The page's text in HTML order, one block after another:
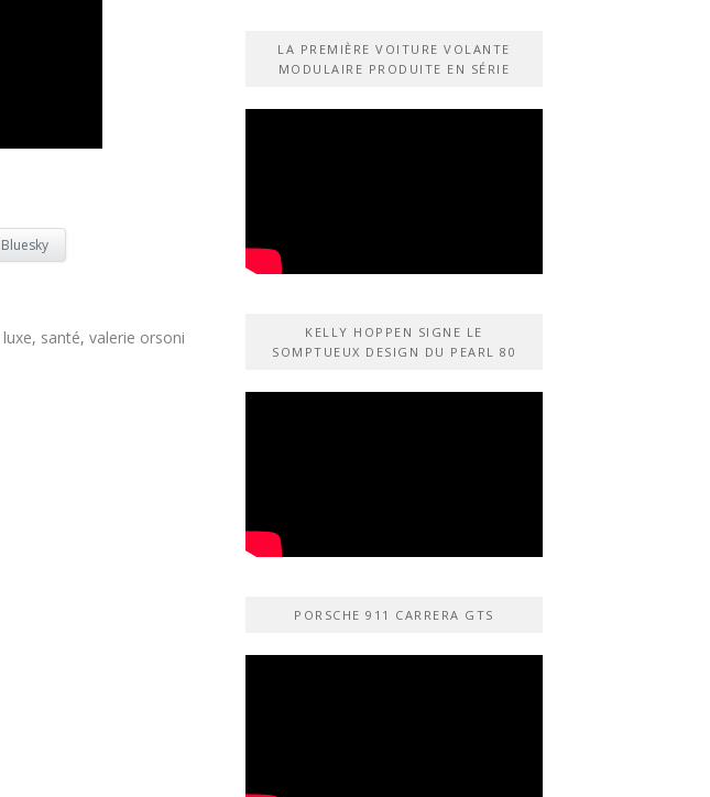
Bluesky
luxe, santé, valerie orsoni
LA PREMIÈRE VOITURE VOLANTE
MODULAIRE PRODUITE EN SÉRIE
KELLY HOPPEN SIGNE LE
SOMPTUEUX DESIGN DU PEARL 80
PORSCHE 911 CARRERA GTS